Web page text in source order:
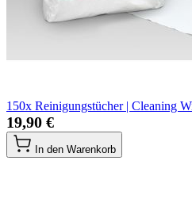
150x Reinigungstücher | Cleaning
19,90 €
In den Warenkorb